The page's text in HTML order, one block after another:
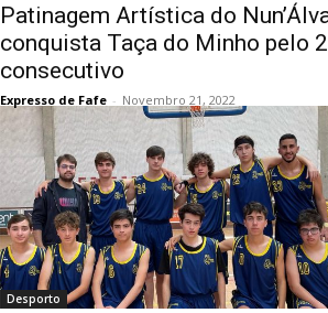
Patinagem Artística do
conquista Taça do Minho pelo
consecutivo
Expresso de Fafe - Novembro 21, 2022
Desporto